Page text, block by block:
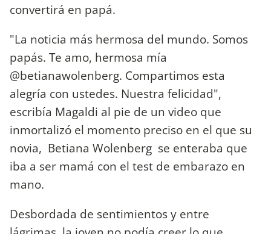
convertirá en papá.
"La noticia más hermosa del mundo. Somos
papás. Te amo, hermosa mía
@betianawolenberg. Compartimos esta
alegría con ustedes. Nuestra felicidad",
escribía Magaldi al pie de un video que
inmortalizó el momento preciso en el que su
novia, Betiana Wolenberg se enteraba que
iba a ser mamá con el test de embarazo en
mano.
Desbordada de sentimientos y entre